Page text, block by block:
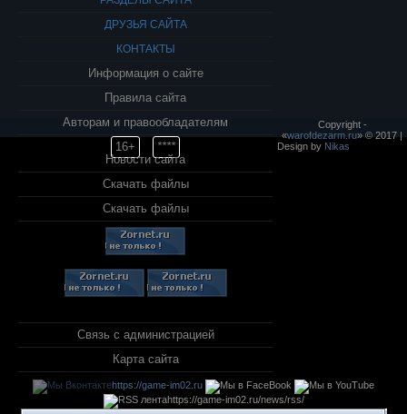
ДРУЗЬЯ САЙТА
КОНТАКТЫ
Информация о сайте
Правила сайта
Авторам и правообладателям
16+
****
Новости сайта
Скачать файлы
Скачать файлы
Связь с администрацией
Карта сайта
Copyright -
«warofdezarm.ru» © 2017 |
Design by Nikas
https://game-im02.ru
https://game-im02.ru/news/rss/